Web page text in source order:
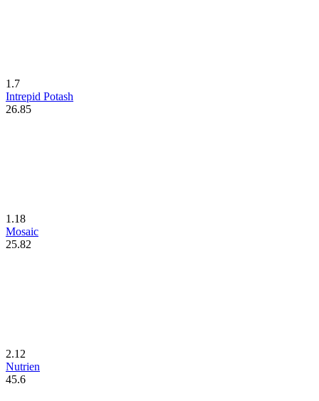
1.7
Intrepid Potash
26.85
1.18
Mosaic
25.82
2.12
Nutrien
45.6